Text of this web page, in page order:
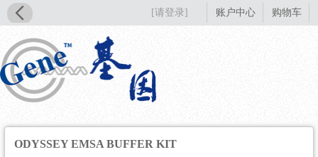
[请登录] 账户中心 购物车
ODYSSEY EMSA BUFFER KIT